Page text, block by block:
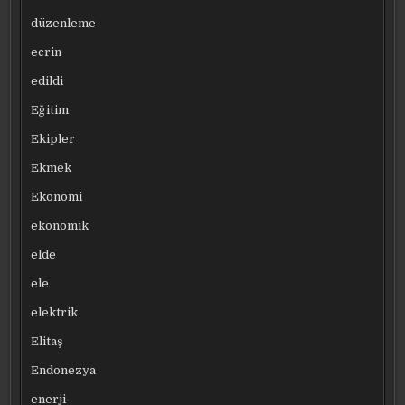
düzenleme
ecrin
edildi
Eğitim
Ekipler
Ekmek
Ekonomi
ekonomik
elde
ele
elektrik
Elitaş
Endonezya
enerji